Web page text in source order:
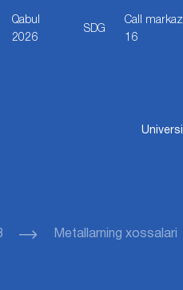
Qabul
2026
SDG
Call
16
Metallarning xossalari